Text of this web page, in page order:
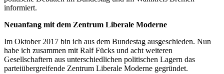
informiert.
Neuanfang mit dem Zentrum Liberale Moderne
Im Oktober 2017 bin ich aus dem Bundestag ausgeschieden. Nun
habe ich zusammen mit Ralf Fücks und acht weiteren
Gesellschaftern aus unterschiedlichen politischen Lagern das
parteiübergreifende Zentrum Liberale Moderne gegründet.